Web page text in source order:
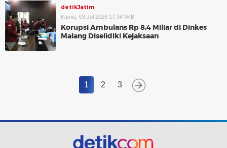
detikJatim
Kamis, 09 Jul 2026 17:04 WIB
Korupsi Ambulans Rp 8,4 Miliar di Dinkes
Malang Diselidiki Kejaksaan
1 2 3